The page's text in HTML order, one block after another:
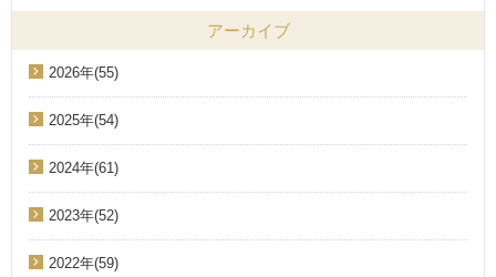
アーカイブ
2026年(55)
2025年(54)
2024年(61)
2023年(52)
2022年(59)